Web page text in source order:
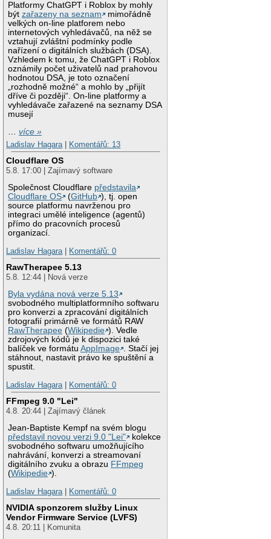
Platformy ChatGPT i Roblox by mohly
býtzařazeny na seznam
mimořádně
velkých on-line platforem nebo
internetových vyhledávačů, na něž se
vztahují zvláštní podmínky podle
nařízení o digitálních službách (DSA).
Vzhledem k tomu, že ChatGPT i Roblox
oznámily počet uživatelů nad prahovou
hodnotou DSA, je toto označení
„rozhodně možné“ a mohlo by „přijít
dříve či později“. On-line platformy a
vyhledávače zařazené na seznamy DSA
musejí
…více »
Ladislav Hagara| Komentářů: 13
Cloudflare OS
5.8. 17:00 | Zajímavý software
Společnost Cloudflare představila
Cloudflare OS
(GitHub ), tj. open
source platformu navrženou pro
integraci umělé inteligence (agentů)
přímo do pracovních procesů
organizací.
Ladislav Hagara| Komentářů: 0
RawTherapee 5.13
5.8. 12:44 | Nová verze
Byla vydána nová verze 5.13
svobodného multiplatformního softwaru
pro konverzi a zpracování digitálních
fotografií primárně ve formátů RAW
RawTherapee (Wikipedie ). Vedle
zdrojových kódů je k dispozici také
balíček ve formátuAppImage . Stačí jej
stáhnout, nastavit právo ke spuštění a
spustit.
Ladislav Hagara| Komentářů: 0
FFmpeg 9.0 "Lei"
4.8. 20:44 | Zajímavý článek
Jean-Baptiste Kempf na svém blogu
představil novou verzi 9.0 "Lei"
kolekce
svobodného softwaru umožňujícího
nahrávání, konverzi a streamovaní
digitálního zvuku a obrazu FFmpeg
(Wikipedie ).
Ladislav Hagara| Komentářů: 0
NVIDIA sponzorem služby Linux
Vendor Firmware Service (LVFS)
4.8. 20:11 | Komunita